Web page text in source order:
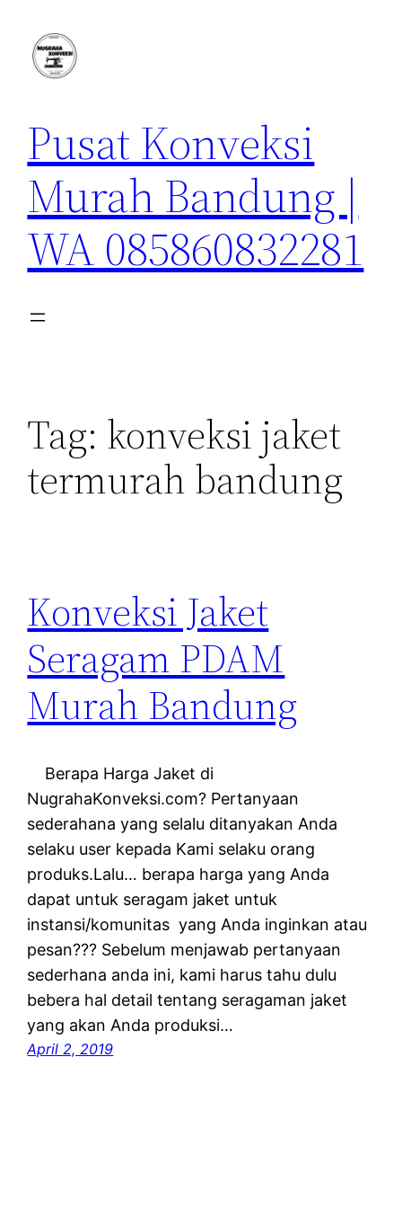
konten
Pusat Konveksi
Murah Bandung |
WA 085860832281
Tag: konveksi jaket
termurah bandung
Konveksi Jaket
Seragam PDAM
Murah Bandung
Berapa Harga Jaket di
NugrahaKonveksi.com? Pertanyaan
sederahana yang selalu ditanyakan Anda
selaku user kepada Kami selaku orang
produks.Lalu… berapa harga yang Anda
dapat untuk seragam jaket untuk
instansi/komunitas yang Anda inginkan atau
pesan??? Sebelum menjawab pertanyaan
sederhana anda ini, kami harus tahu dulu
bebera hal detail tentang seragaman jaket
yang akan Anda produksi…
April 2, 2019